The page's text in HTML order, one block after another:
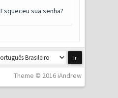
Esqueceu sua senha?
Theme © 2016 iAndrew